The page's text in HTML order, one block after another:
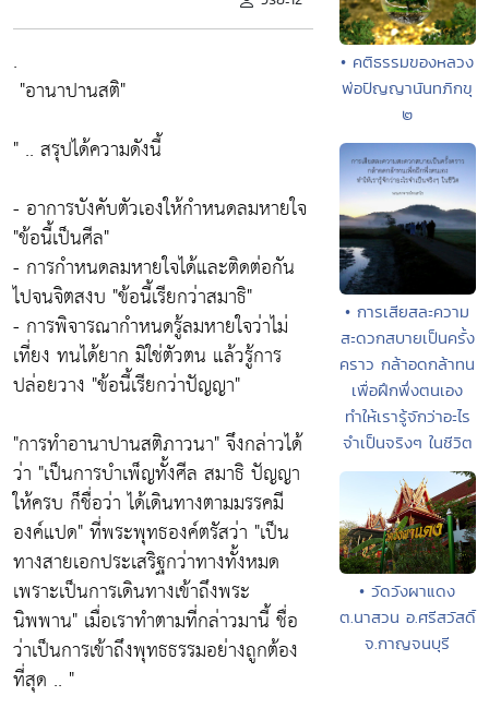
.
"อานาปานสติ"
" .. สรุปได้ความดังนี้
- อาการบังคับตัวเองให้กำหนดลมหายใจ
"ข้อนี้เป็นศีล"
- การกำหนดลมหายใจได้และติดต่อกัน
ไปจนจิตสงบ "ข้อนี้เรียกว่าสมาธิ"
- การพิจารณากำหนดรู้ลมหายใจว่าไม่
เที่ยง ทนได้ยาก มิใช่ตัวตน แล้วรู้การ
ปล่อยวาง "ข้อนี้เรียกว่าปัญญา"
"การทำอานาปานสติภาวนา"จึงกล่าวได้
ว่า "เป็นการบำเพ็ญทั้งศีล สมาธิ ปัญญา
ให้ครบ ก็ชื่อว่า ได้เดินทางตามมรรคมี
องค์แปด"ที่พระพุทธองค์ตรัสว่า "เป็น
ทางสายเอกประเสริฐกว่าทางทั้งหมด
เพราะเป็นการเดินทางเข้าถึงพระ
นิพพาน" เมื่อเราทำตามที่กล่าวมานี้ ชื่อ
ว่าเป็นการเข้าถึงพุทธธรรมอย่างถูกต้อง
ที่สุด .. "
• คติธรรมของหลวง
พ่อปัญญานันทภิกขุ
๒
• การเสียสละความ
สะดวกสบายเป็นครั้ง
คราว กล้าอดกล้าทน
เพื่อฝึกพึ่งตนเอง
ทำให้เรารู้จักว่าอะไร
จำเป็นจริงๆ ในชีวิต
• วัดวังผาแดง
ต.นาสวน อ.ศรีสวัสดิ์
จ.กาญจนบุรี